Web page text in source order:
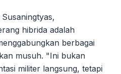
hibrida adalah
berbagai
musuh. "Ini bukan
militer langsung, tetapi